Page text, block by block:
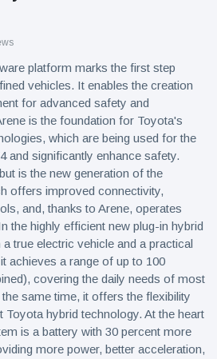
platform marks the first step
vehicles. It enables the creation
for advanced safety and
is the foundation for Toyota's
which are being used for the
and significantly enhance safety.
is the new generation of the
offers improved connectivity,
and, thanks to Arene, operates
the highly efficient new plug-in hybrid
true electric vehicle and a practical
achieves a range of up to 100
covering the daily needs of most
same time, it offers the flexibility
Toyota hybrid technology. At the heart
is a battery with 30 percent more
more power, better acceleration,